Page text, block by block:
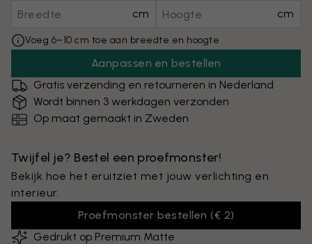
cm
cm
Voeg 6–10 cm toe aan breedte en hoogte
Aanpassen en bestellen
Gratis verzending en retourneren in Nederland
Wordt binnen 3 werkdagen verzonden
Op maat gemaakt in Zweden
Twijfel je? Bestel een proefmonster!
Bekijk hoe het eruitziet met jouw verlichting en
interieur.
Proefmonster bestellen (€ 2)
Gedrukt op Premium Matte